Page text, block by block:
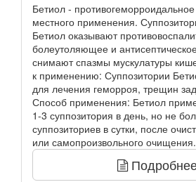
Бетиол -
местного применения.
Бетиол оказывают
болеутоляющее и
снимают спазмы мускулатуры
к применению: Суппозитории
для лечения геморроя, трещин
Способ применения: Бетиол
1-3 суппозитория в день, но не
суппозиториев в сутки, после
или самопроизвольного